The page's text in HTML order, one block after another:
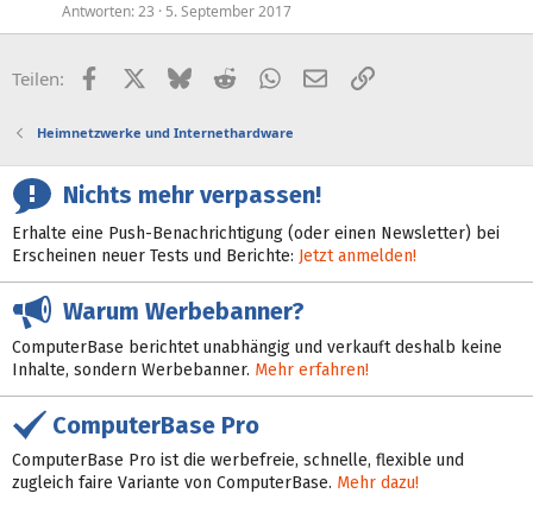
Antworten 23 5. September 2017
Teilen: FacebookX (Twitter)
BlueskyRedditWhatsApp
E-MailLink
Heimnetzwerke und Internethardware
Nichts mehr verpassen!
Erhalte eine Push-Benachrichtigung (oder einen Newsletter) bei
Erscheinen neuer Tests und Berichte: Jetzt anmelden!
Warum Werbebanner?
ComputerBase berichtet unabhängig und verkauft deshalb keine
Inhalte, sondern Werbebanner. Mehr erfahren!
ComputerBase Pro
ComputerBase Pro ist die werbefreie, schnelle, flexible und
zugleich faire Variante von ComputerBase. Mehr dazu!